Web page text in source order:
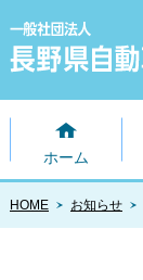
ホーム
HOME お知らせ